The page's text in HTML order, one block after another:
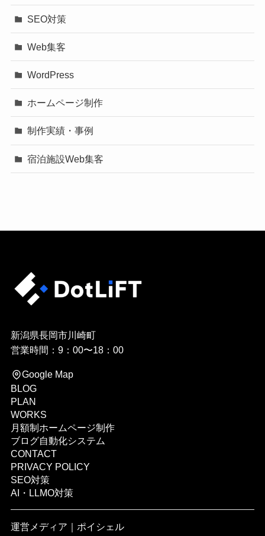
SEO対策
Web集客
WordPress
ホームページ制作
制作実績・事例
宿泊施設Web集客
新潟県長岡市川崎町
営業時間：9：00〜18：00
Google Map
BLOG
PLAN
WORKS
月額制ホームページ制作
ブログ自動化システム
CONTACT
PRIVACY POLICY
SEO対策
AI・LLMO対策
運営メディア｜ ポイシェル